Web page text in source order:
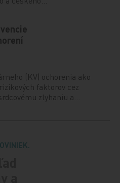
(KV) ochorenia ako
faktorov cez
zlyhaniu a…